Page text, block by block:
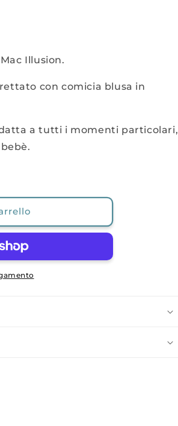
Illusion.
con comicia blusa in
a tutti i momenti particolari,